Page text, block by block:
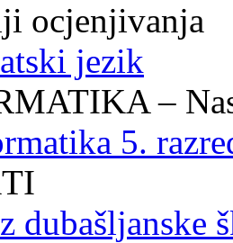
ocjenjivanja
jezik
–
5.
dubašljanske